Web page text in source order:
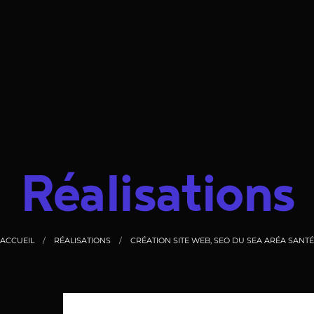
Réalisations
ACCUEIL RÉALISATIONS CRÉATION SITE WEB, SEO DU SEA ARÉA SANTÉ